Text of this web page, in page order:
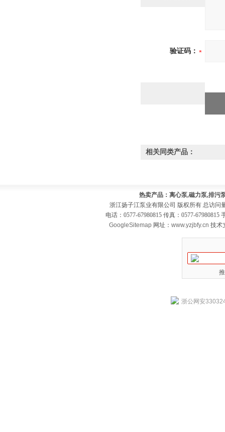
验证码：
相关同类产品：
热卖产品：离心泵,磁力泵,排污
浙江扬子江泵业有限公司 版权所有 总访问
电话：0577-67980815 传真：0577-
GoogleSitemap 网址： www.yzjbfy.cn 技术
浙公网安